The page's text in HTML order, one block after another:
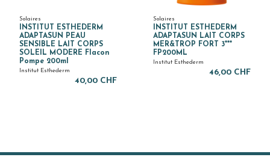
Solaires
INSTITUT ESTHEDERM
ADAPTASUN PEAU
SENSIBLE LAIT CORPS
SOLEIL MODERE Flacon
Pompe 200ml
Institut Esthederm
40,00 CHF
Solaires
INSTITUT ESTHEDERM
ADAPTASUN LAIT CORPS
MER&TROP FORT 3***
FP200ML
Institut Esthederm
46,00 CHF